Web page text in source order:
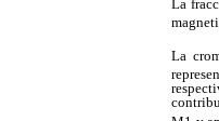
La
La